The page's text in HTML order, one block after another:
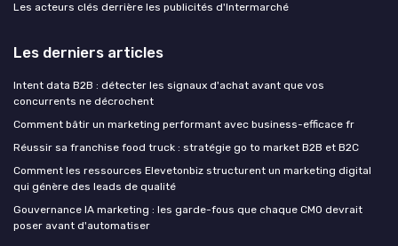
Les acteurs clés derrière les publicités d'Intermarché
Les derniers articles
Intent data B2B : détecter les signaux d'achat avant que vos
concurrents ne décrochent
Comment bâtir un marketing performant avec business-efficace fr
Réussir sa franchise food truck : stratégie go to market B2B et B2C
Comment les ressources Elevetonbiz structurent un marketing digital
qui génère des leads de qualité
Gouvernance IA marketing : les garde-fous que chaque CMO devrait
poser avant d'automatiser